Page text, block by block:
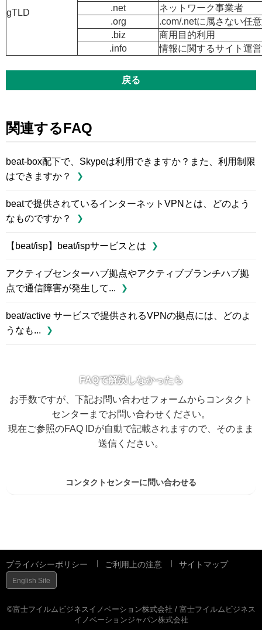
gTLD
.net
ネットワーク事業者
.org
.com/.netに属さない任
.biz
商用目的利用
.info
情報に関するサイト運
戻る
関連するFAQ
beat-box配下で、Skypeは利用できますか？また、利用制限
はできますか？
beatで提供されているインターネットVPNとは、どのよう
なものですか？
【beat/isp】beat/ispサービスとは
アクティブセンターハブ拠点やアクティブブランチハブ拠
点で通信障害が発生して...
beat/active サービスで提供されるVPNの拠点には、どのよ
うなも...
FAQで解決しなかったら
お手数ですが、下記お問い合わせフォームからコンタクト
センターまでお問い合わせください。
現在ご参照のFAQ IDが自動で記載されますので、そのまま
送信ください。
コンタクトセンターに問い合わせる
プライバシーポリシー ご利用上の注意 サイトマップ
English Site
©富士フイルムビジネスイノベーション株式会社 / 富士フイルムビジネス
イノベーションジャパン株式会社